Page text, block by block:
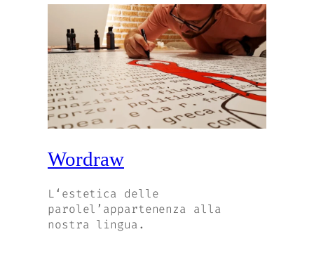
Wordraw
L‘estetica delle
parolel’appartenenza alla
nostra lingua.